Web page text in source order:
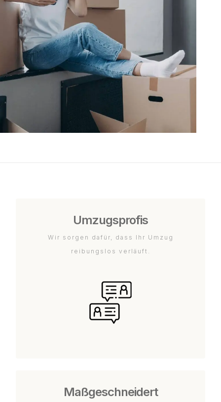
Umzugsprofis
Wir sorgen dafür, dass Ihr Umzug
reibungslos verläuft.
Maßgeschneidert